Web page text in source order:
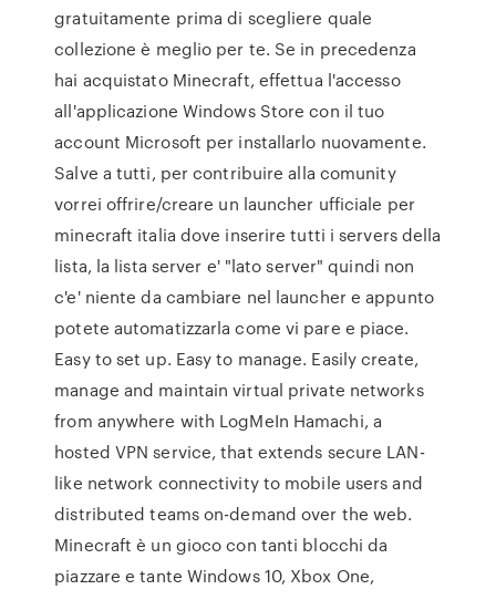
gratuitamente prima di scegliere quale
collezione è meglio per te. Se in precedenza
hai acquistato Minecraft, effettua l'accesso
all'applicazione Windows Store con il tuo
account Microsoft per installarlo nuovamente.
Salve a tutti, per contribuire alla comunity
vorrei offrire/creare un launcher ufficiale per
minecraft italia dove inserire tutti i servers della
lista, la lista server e' "lato server" quindi non
c'e' niente da cambiare nel launcher e appunto
potete automatizzarla come vi pare e piace.
Easy to set up. Easy to manage. Easily create,
manage and maintain virtual private networks
from anywhere with LogMeIn Hamachi, a
hosted VPN service, that extends secure LAN-
like network connectivity to mobile users and
distributed teams on-demand over the web.
Minecraft è un gioco con tanti blocchi da
piazzare e tante Windows 10, Xbox One,